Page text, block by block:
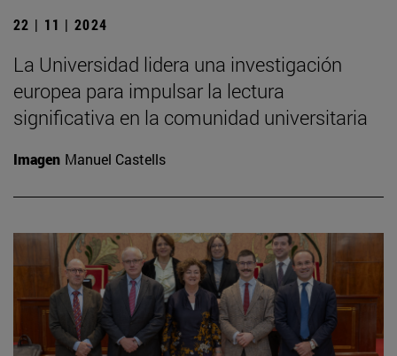
22 | 11 | 2024
La Universidad lidera una investigación
europea para impulsar la lectura
significativa en la comunidad universitaria
Imagen Manuel Castells